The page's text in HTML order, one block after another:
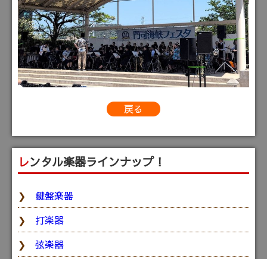
戻る
レンタル楽器ラインナップ！
鍵盤楽器
打楽器
弦楽器